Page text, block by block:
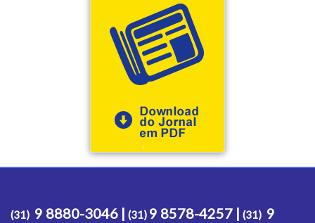
(31) 9 8880-3046 | (31) 9 8578-4257 | (31) 9